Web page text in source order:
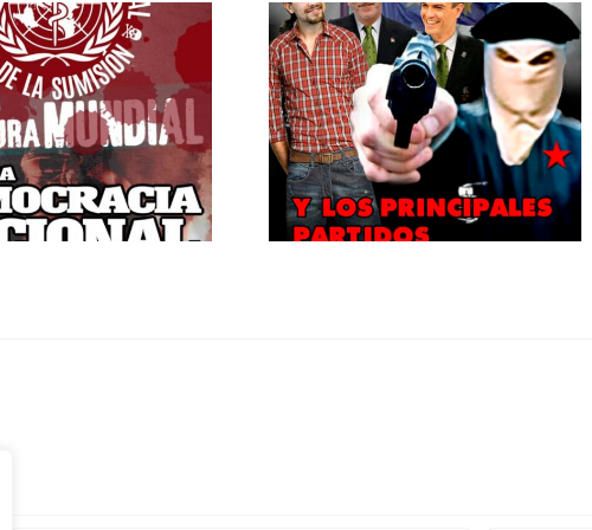
ETA política.
10 años del falso sin de ETA militar.
¿Por qué se oculta
el mítin del 12-O en
MONTJUIC?
Silencio mediático.